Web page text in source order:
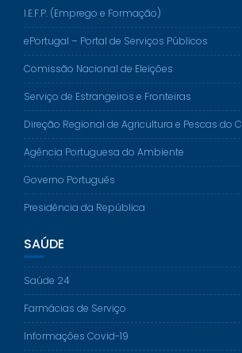
I.E.F.P. (Emprego e Formação)
ePortugal – Portal de Serviços Públicos
Comissão Nacional de Eleições
Serviço de Estrangeiros e Fronteiras
Direção Regional de Agricultura e Pescas do
Agência Portuguesa do Ambiente
Governo Português
Presidência da República
SAÚDE
Saúde 24
Farmácias de Serviço
Informações Covid-19